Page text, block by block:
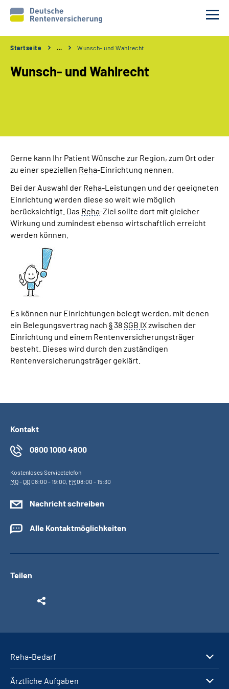
Rente
Erweiterte Suche
Startseite … Wunsch- und Wahlrecht
Wunsch- und Wahlrecht
Gerne kann Ihr Patient Wünsche zur Region, zum Ort oder
zu einer speziellen Reha-Einrichtung nennen.
Bei der Auswahl der Reha-Leistungen und der geeigneten
Einrichtung werden diese so weit wie möglich
berücksichtigt. Das Reha-Ziel sollte dort mit gleicher
Wirkung und zumindest ebenso wirtschaftlich erreicht
werden können.
Es können nur Einrichtungen belegt werden, mit denen
ein Belegungsvertrag nach §38SGB IXzwischen der
Einrichtung und einem Rentenversicherungsträger
besteht. Dieses wird durch den zuständigen
Rentenversicherungsträger geklärt.
Kontakt
0800 1000 4800
Kostenloses Servicetelefon
MO- DO08:00 - 19:00, FR08:00 - 15:30
Nachricht schreiben
Alle Kontaktmöglichkeiten
Teilen
Reha-Bedarf
Ärztliche Aufgaben